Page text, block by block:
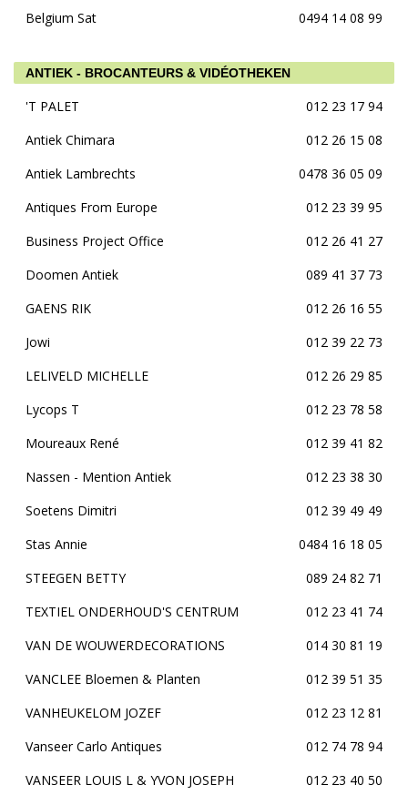
Belgium Sat 0494 14 08 99
ANTIEK - BROCANTEURS & VIDÉOTHEKEN
'T PALET
012 23 17 94
Antiek Chimara
012 26 15 08
Antiek Lambrechts
0478 36 05 09
Antiques From Europe
012 23 39 95
Business Project Office
012 26 41 27
Doomen Antiek
089 41 37 73
GAENS RIK
012 26 16 55
Jowi
012 39 22 73
LELIVELD MICHELLE
012 26 29 85
Lycops T
012 23 78 58
Moureaux René
012 39 41 82
Nassen - Mention Antiek
012 23 38 30
Soetens Dimitri
012 39 49 49
Stas Annie
0484 16 18 05
STEEGEN BETTY
089 24 82 71
TEXTIEL ONDERHOUD'S CENTRUM
012 23 41 74
VAN DE WOUWERDECORATIONS
014 30 81 19
VANCLEE Bloemen & Planten
012 39 51 35
VANHEUKELOM JOZEF
012 23 12 81
Vanseer Carlo Antiques
012 74 78 94
VANSEER LOUIS L & YVON JOSEPH
012 23 40 50